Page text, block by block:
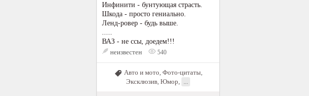
Инфинити - бунтующая страсть.
Шкода - просто гениально.
Ленд-ровер - будь выше.
ВАЗ - не ссы, доедем!!!
неизвестен
540
Авто и мото Фото-цитаты,
Эксклюзив Юмор